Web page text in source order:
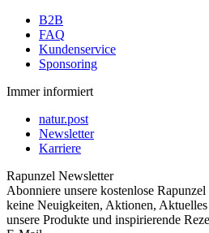
B2B
FAQ
Kundenservice
Sponsoring
Immer informiert
natur.post
Newsletter
Karriere
Rapunzel Newsletter
Abonniere unsere kostenlose
keine Neuigkeiten, Aktionen,
unsere Produkte und inspirierende